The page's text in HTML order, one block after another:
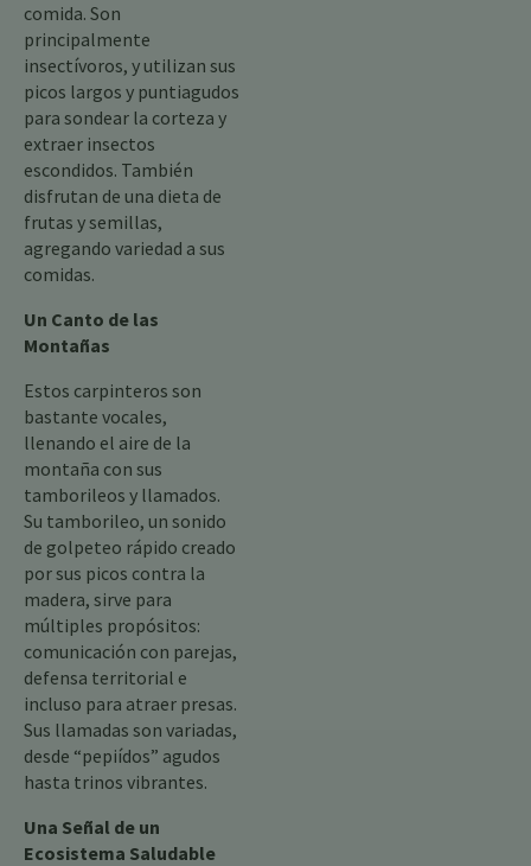
comida. Son
principalmente
insectívoros, y utilizan sus
picos largos y puntiagudos
para sondear la corteza y
extraer insectos
escondidos. También
disfrutan de una dieta de
frutas y semillas,
agregando variedad a sus
comidas.
Un Canto de las
Montañas
Estos carpinteros son
bastante vocales,
llenando el aire de la
montaña con sus
tamborileos y llamados.
Su tamborileo, un sonido
de golpeteo rápido creado
por sus picos contra la
madera, sirve para
múltiples propósitos:
comunicación con parejas,
defensa territorial e
incluso para atraer presas.
Sus llamadas son variadas,
desde “pepiídos” agudos
hasta trinos vibrantes.
Una Señal de un
Ecosistema Saludable